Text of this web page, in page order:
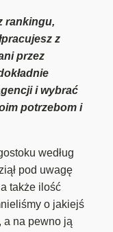
rankingu,
z
przez
i wybrać
potrzebom i
według
pod uwagę
także ilość
o jakiejś
a na pewno ją